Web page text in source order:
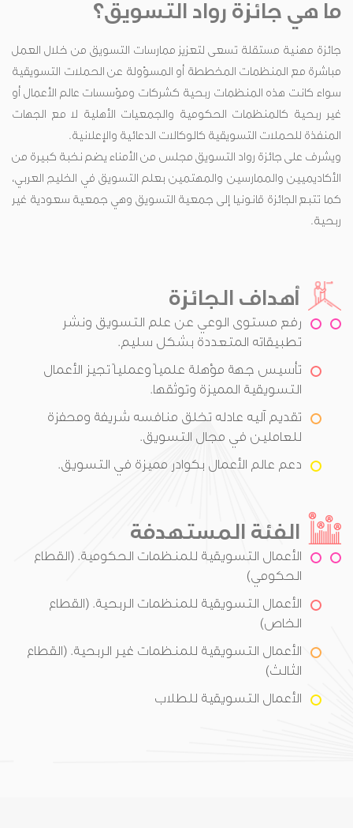
ما هي جائزة رواد التسويق؟
جائزة مهنية مستقلة تسعى لتعزيز ممارسات التسويق من خلال العمل
مباشرة مع المنظمات المخططة أو المسؤولة عن الحملات التسويقية
سواء كانت هذه المنظمات ربحية كشركات ومؤسسات عالم الأعمال أو
غير ربحية كالمنظمات الحكومية والجمعيات الأهلية لا مع الجهات
المنفذة للحملات التسويقية كالوكالات الدعائية والإعلانية.
ويشرف على جائزة رواد التسويق مجلس من الأمناء يضم نخبة كبيرة من
الأكاديميين والممارسين والمهتمين بعلم التسويق في الخليج العربي،
كما تتبع الجائزة قانونيا إلى جمعية التسويق وهي جمعية سعودية غير
ربحية.
أهداف الجائزة
رفع مستوى الوعي عن علم التسويق ونشر
تطبيقاته المتعددة بشكل سليم.
تأسيس جهة مؤهلة علمياً وعملياً تجيز الأعمال
التسويقية المميزة وتوثقها.
تقديم آليه عادله تخلق منافسه شريفة ومحفزة
للعاملين في مجال التسويق.
دعم عالم الأعمال بكوادر مميزة في التسويق.
الفئة المستهدفة
الأعمال التسويقية للمنظمات الحكومية. (القطاع
الحكومي)
الأعمال التسويقية للمنظمات الربحية. (القطاع
الخاص)
الأعمال التسويقية للمنظمات غير الربحية. (القطاع
الثالث)
الأعمال التسويقية للطلاب